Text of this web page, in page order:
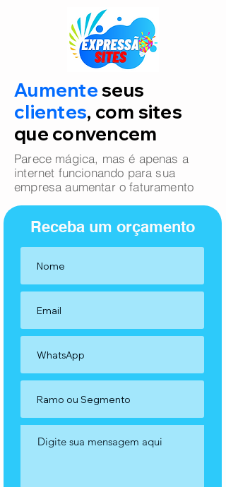
Aumenteseus
clientes, com sites
que convencem
Parece mágica, mas é apenas a
internet funcionando para sua
empresa aumentar o faturamento
Receba um orçamento